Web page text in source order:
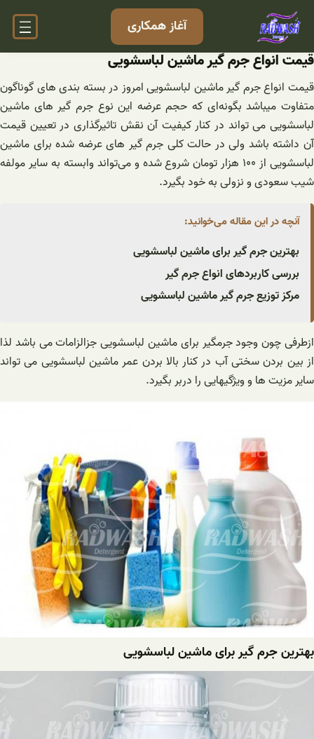
رفتن
آغاز همکاری
قیمت انواع جرم گیر ماشین لباسشویی
قیمت انواع جرم گیر ماشین لباسشویی امروز در بسته بندی های گوناگون
متفاوت میباشد بگونه‌ای که حجم عرضه این نوع جرم گیر های ماشین
لباسشویی می تواند در کنار کیفیت آن نقش تاثیرگذاری در تعیین قیمت
آن داشته باشد ولی در حالت کلی جرم گیر های عرضه شده برای ماشین
لباسشویی از ۱۰۰ هزار تومان شروع شده و می‌تواند وابسته به سایر مولفه
شیب سعودی و نزولی به خود بگیرد.
آنچه در این مقاله می‌خوانید:
بهترین جرم گیر برای ماشین لباسشویی
بررسی کاربردهای انواع جرم گیر
مرکز توزیع جرم گیر ماشین لباسشویی
ازطرفی چون وجود‌ جرمگیر برای ماشین لباسشویی جز‌الزامات می باشد لذا
از بین بردن سختی آب در کنار بالا بردن عمر ماشین لباسشویی می تواند
سایر مزیت ها و ویژگیهایی را دربر بگیرد.
بهترین جرم گیر برای ماشین لباسشویی